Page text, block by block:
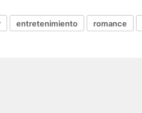
entretenimiento romance